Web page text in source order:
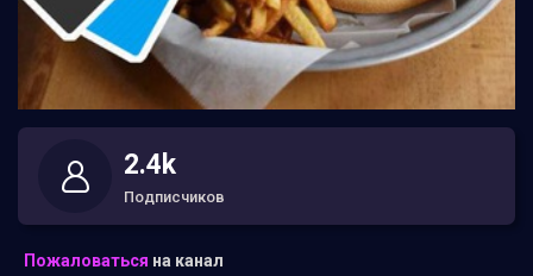
2.4k
Подписчиков
Пожаловаться на канал